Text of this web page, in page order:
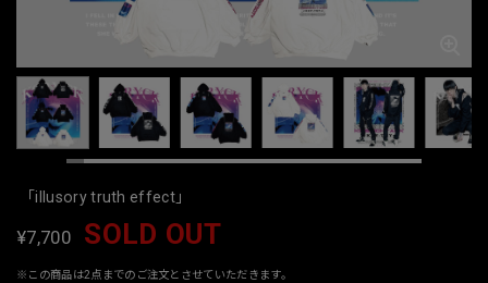
「illusory truth effect」
¥7,700 SOLD OUT
※この商品は2点までのご注文とさせていただきます。